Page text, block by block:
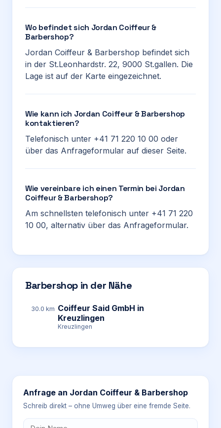
Wo befindet sich Jordan Coiffeur &
Barbershop?
Jordan Coiffeur & Barbershop befindet sich
in der St.Leonhardstr. 22, 9000 St.gallen. Die
Lage ist auf der Karte eingezeichnet.
Wie kann ich Jordan Coiffeur & Barbershop
kontaktieren?
Telefonisch unter +41 71 220 10 00 oder
über das Anfrageformular auf dieser Seite.
Wie vereinbare ich einen Termin bei Jordan
Coiffeur & Barbershop?
Am schnellsten telefonisch unter +41 71 220
10 00, alternativ über das Anfrageformular.
Barbershop in der Nähe
30.0 km Coiffeur Said GmbH in
Kreuzlingen
Kreuzlingen
Anfrage an Jordan Coiffeur & Barbershop
Schreib direkt – ohne Umweg über eine fremde Seite.